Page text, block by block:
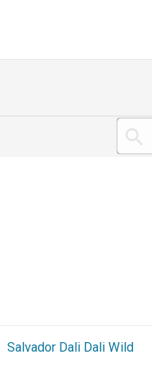
Salvador Dali Dali Wild